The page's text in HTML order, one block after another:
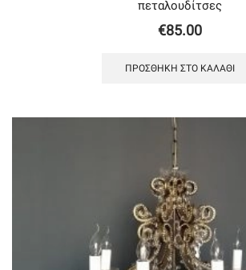
πεταλουδίτσες
€85.00
ΠΡΟΣΘΉΚΗ ΣΤΟ ΚΑΛΆΘΙ